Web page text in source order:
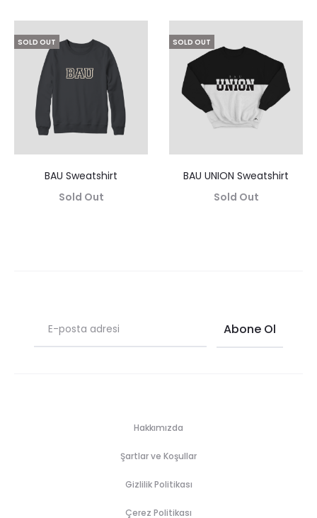
SOLD OUT
BAU Sweatshirt
Sold Out
SOLD OUT
BAU UNION Sweatshirt
Sold Out
Hakkımızda
Şartlar ve Koşullar
Gizlilik Politikası
Çerez Politikası